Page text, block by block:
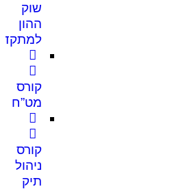
שוק
ההון
קורס
מט”ח
קורס
ניהול
תיק